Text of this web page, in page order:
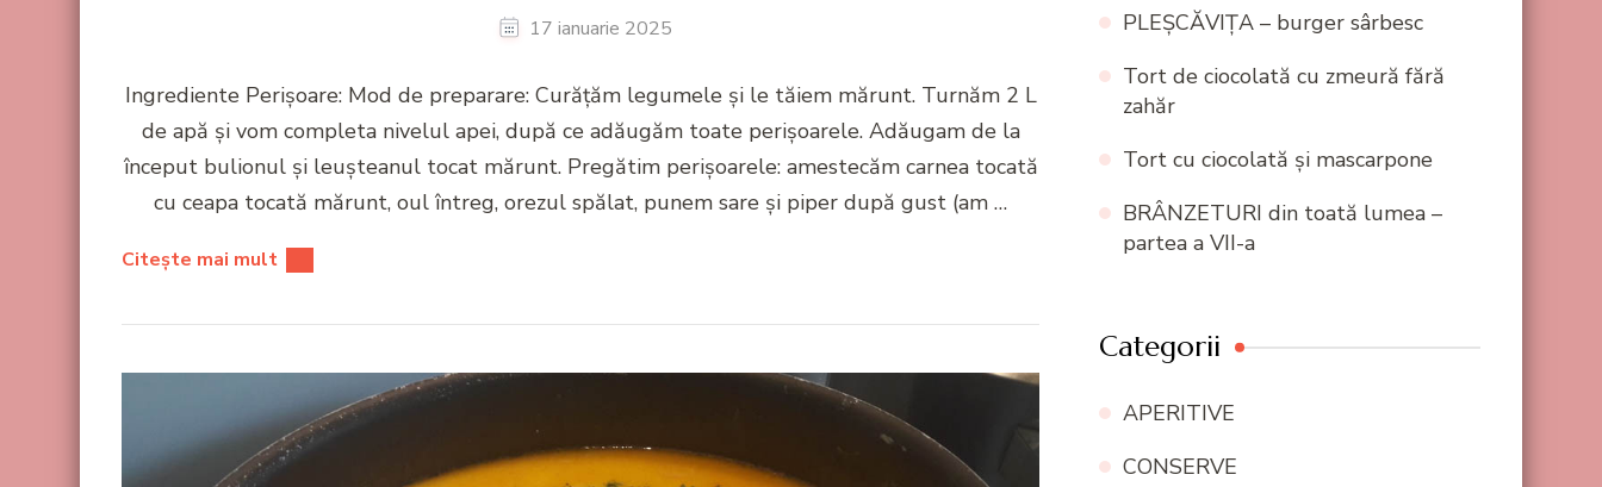
17 ianuarie 2025
Ingrediente Perișoare: Mod de preparare: Curățăm legumele și le tăiem mărunt. Turnăm 2 L
de apă și vom completa nivelul apei, după ce adăugăm toate perișoarele. Adăugam de la
început bulionul și leușteanul tocat mărunt. Pregătim perișoarele: amestecăm carnea tocată
cu ceapa tocată mărunt, oul întreg, orezul spălat, punem sare și piper după gust (am …
Citește mai mult
PLEȘCĂVIȚA – burger sârbesc
Tort de ciocolată cu zmeură fără
zahăr
Tort cu ciocolată și mascarpone
BRÂNZETURI din toată lumea –
partea a VII-a
Categorii
APERITIVE
CONSERVE